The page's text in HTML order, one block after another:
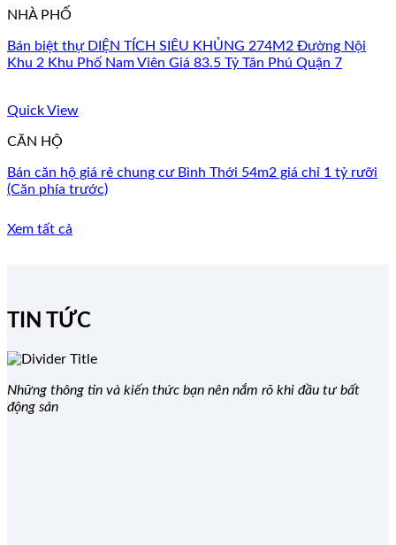
NHÀ PHỐ
Bán biệt thự DIỆN TÍCH SIÊU KHỦNG 274M2 Đường Nội
Khu 2 Khu Phố Nam Viên Giá 83.5 Tỷ Tân Phú Quận 7
Quick View
CĂN HỘ
Bán căn hộ giá rẻ chung cư Bình Thới 54m2 giá chỉ 1 tỷ rưỡi
(Căn phía trước)
Xem tất cả
TIN TỨC
Những thông tin và kiến thức bạn nên nắm rõ khi đầu tư bất
động sản